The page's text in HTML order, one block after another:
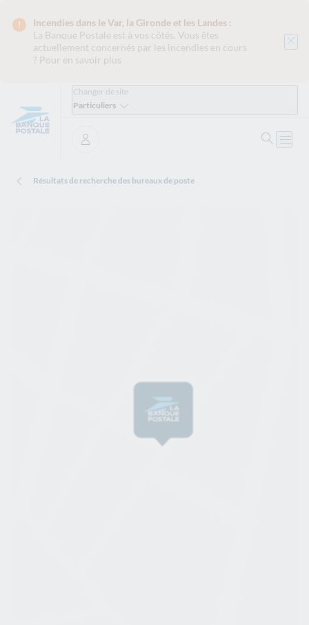
Incendies dans le Var, la Gironde et les Landes :
La Banque Postale est à vos côtés. Vous êtes
actuellement concernés par les incendies en cours
? Pour en savoir plus
Changer de site
Particuliers
Se connecter
Résultats de recherche des bureaux de poste